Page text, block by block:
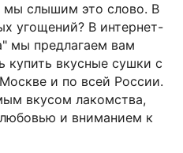
мы слышим это слово. В
угощений? В интернет-
мы предлагаем вам
купить вкусные сушки с
и по всей России.
вкусом лакомства,
и вниманием к